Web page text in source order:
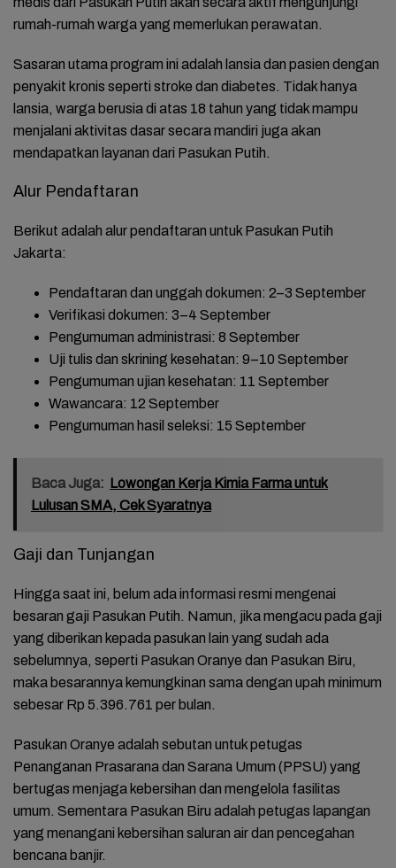
rumah-rumah warga yang memerlukan perawatan.
Sasaran utama program ini adalah lansia dan pasien dengan
penyakit kronis seperti stroke dan diabetes. Tidak hanya
lansia, warga berusia di atas 18 tahun yang tidak mampu
menjalani aktivitas dasar secara mandiri juga akan
mendapatkan layanan dari Pasukan Putih.
Alur Pendaftaran
Berikut adalah alur pendaftaran untuk Pasukan Putih
Jakarta:
Pendaftaran dan unggah dokumen: 2–3 September
Verifikasi dokumen: 3–4 September
Pengumuman administrasi: 8 September
Uji tulis dan skrining kesehatan: 9–10 September
Pengumuman ujian kesehatan: 11 September
Wawancara: 12 September
Pengumuman hasil seleksi: 15 September
Baca Juga: Lowongan Kerja Kimia Farma untuk
Lulusan SMA, Cek Syaratnya
Gaji dan Tunjangan
Hingga saat ini, belum ada informasi resmi mengenai
besaran gaji Pasukan Putih. Namun, jika mengacu pada gaji
yang diberikan kepada pasukan lain yang sudah ada
sebelumnya, seperti Pasukan Oranye dan Pasukan Biru,
maka besarannya kemungkinan sama dengan upah minimum
sebesar Rp 5.396.761 per bulan.
Pasukan Oranye adalah sebutan untuk petugas
Penanganan Prasarana dan Sarana Umum (PPSU) yang
bertugas menjaga kebersihan dan mengelola fasilitas
umum. Sementara Pasukan Biru adalah petugas lapangan
yang menangani kebersihan saluran air dan pencegahan
bencana banjir.